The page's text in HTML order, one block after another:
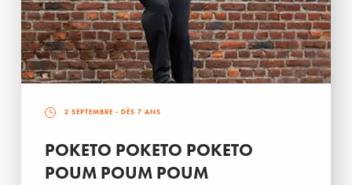
2 SEPTEMBRE - DÈS 7 ANS
POKETO POKETO POKETO
POUM POUM POUM